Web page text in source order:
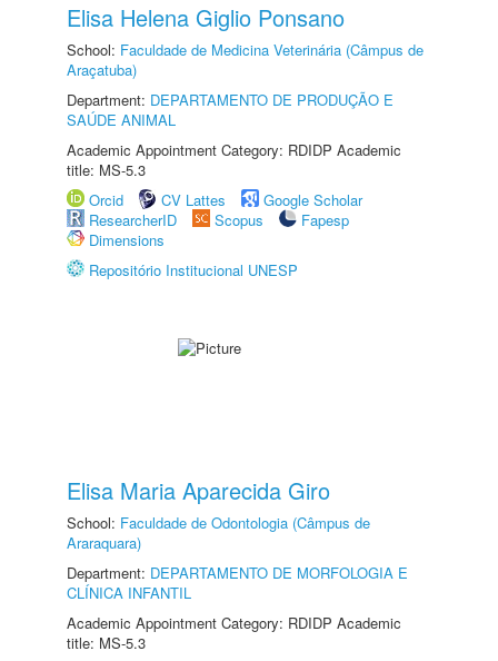
Elisa Helena Giglio Ponsano
School: Faculdade de Medicina Veterinária (Câmpus de
Araçatuba)
Department: DEPARTAMENTO DE PRODUÇÃO E
SAÚDE ANIMAL
Academic Appointment Category: RDIDP Academic
title: MS-5.3
Orcid
CV Lattes
Google Scholar
ResearcherID
Scopus
Fapesp
Dimensions
Repositório Institucional UNESP
Elisa Maria Aparecida Giro
School: Faculdade de Odontologia (Câmpus de
Araraquara)
Department: DEPARTAMENTO DE MORFOLOGIA E
CLÍNICA INFANTIL
Academic Appointment Category: RDIDP Academic
title: MS-5.3